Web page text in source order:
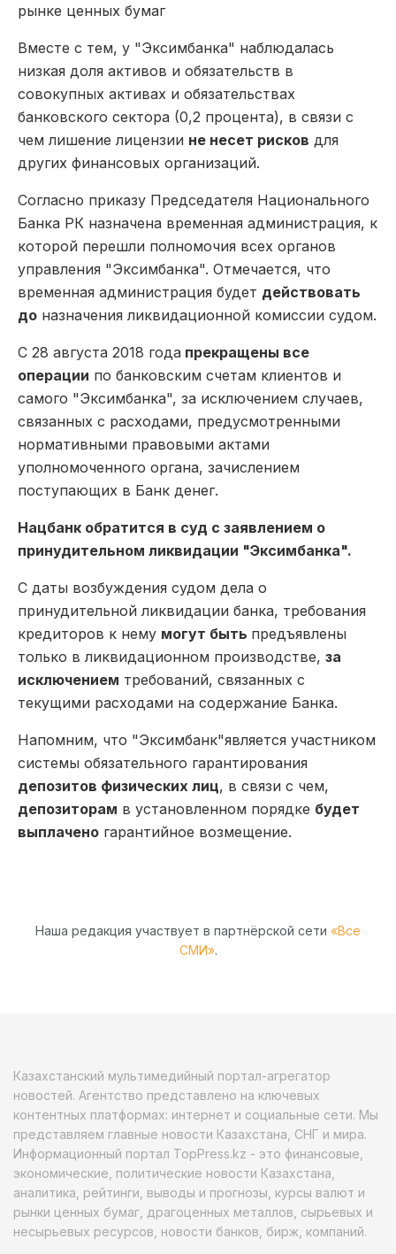
рынке ценных бумаг
Вместе с тем, у "Эксимбанка" наблюдалась
низкая доля активов и обязательств в
совокупных активах и обязательствах
банковского сектора (0,2 процента), в связи с
чем лишение лицензии не несет рисков для
других финансовых организаций.
Согласно приказу Председателя Национального
Банка РК назначена временная администрация, к
которой перешли полномочия всех органов
управления "Эксимбанка". Отмечается, что
временная администрация будет действовать
до назначения ликвидационной комиссии судом.
С 28 августа 2018 года прекращены все
операции по банковским счетам клиентов и
самого "Эксимбанка", за исключением случаев,
связанных с расходами, предусмотренными
нормативными правовыми актами
уполномоченного органа, зачислением
поступающих в Банк денег.
Нацбанк обратится в суд с заявлением о
принудительном ликвидации "Эксимбанка".
С даты возбуждения судом дела о
принудительной ликвидации банка, требования
кредиторов к нему могут быть предъявлены
только в ликвидационном производстве, за
исключением требований, связанных с
текущими расходами на содержание Банка.
Напомним, что "Эксимбанк"является участником
системы обязательного гарантирования
депозитов физических лиц, в связи с чем,
депозиторам в установленном порядке будет
выплачено гарантийное возмещение.
Наша редакция участвует в партнёрской сети «Все
СМИ».
Казахстанский мультимедийный портал-агрегатор
новостей. Агентство представлено на ключевых
контентных платформах: интернет и социальные сети. Мы
представляем главные новости Казахстана, СНГ и мира.
Информационный портал TopPress.kz - это финансовые,
экономические, политические новости Казахстана,
аналитика, рейтинги, выводы и прогнозы, курсы валют и
рынки ценных бумаг, драгоценных металлов, сырьевых и
несырьевых ресурсов, новости банков, бирж, компаний.